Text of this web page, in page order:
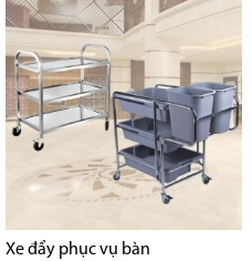
Xe đẩy phục vụ bàn